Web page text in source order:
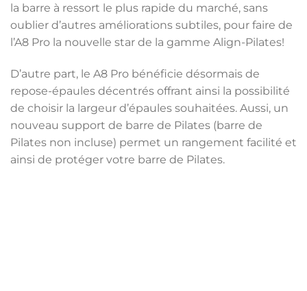
la barre à ressort le plus rapide du marché, sans
oublier d’autres améliorations subtiles, pour faire de
l’A8 Pro la nouvelle star de la gamme Align-Pilates!
D’autre part, le A8 Pro bénéficie désormais de
repose-épaules décentrés offrant ainsi la possibilité
de choisir la largeur d’épaules souhaitées. Aussi, un
nouveau support de barre de Pilates (barre de
Pilates non incluse) permet un rangement facilité et
ainsi de protéger votre barre de Pilates.